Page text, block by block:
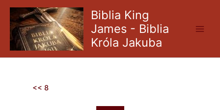
Skip
content
Biblia King
James - Biblia
Króla Jakuba
<< 8